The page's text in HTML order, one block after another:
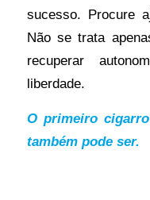
sucesso. Procure
Não se trata
recuperar
liberdade.
O primeiro
também pode ser.